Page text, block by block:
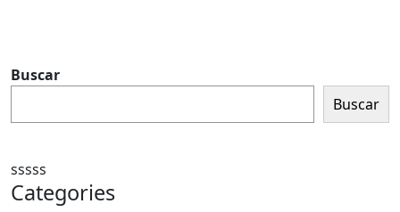
Buscar
Buscar
sssss
Categories